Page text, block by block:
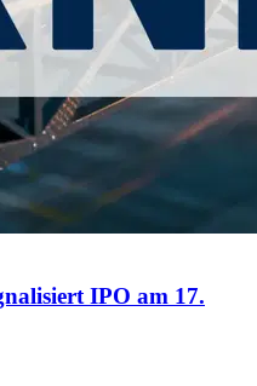
IPO am 17.